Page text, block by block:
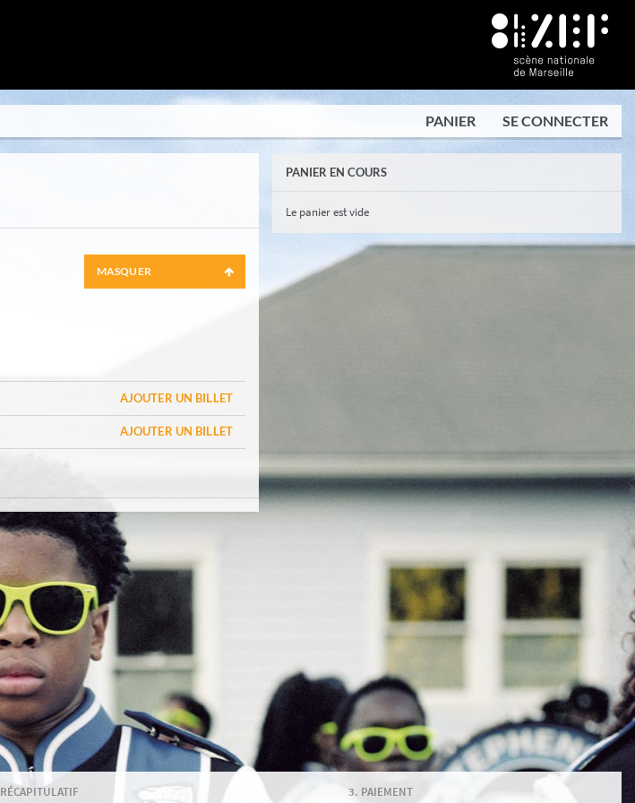
PANIER SE CONNECTER
MASQUER
AJOUTER UN BILLET
AJOUTER UN BILLET
PANIER EN COURS
Le panier est vide
RÉCAPITULATIF PAIEMENT